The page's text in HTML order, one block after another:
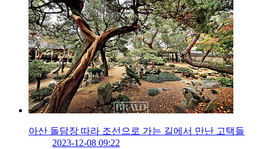
아산 돌담장 따라 조선으로 가는 길에서 만난 고택들
2023-12-08 09:22